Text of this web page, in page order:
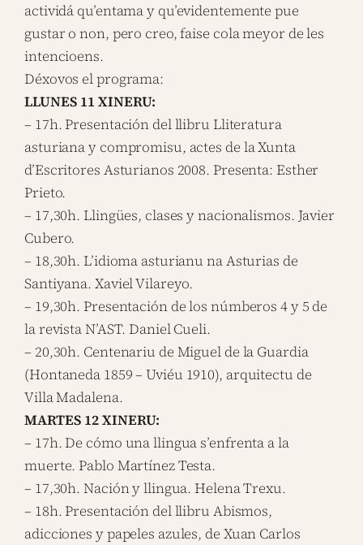
actividá qu’entama y qu’evidentemente pue
gustar o non, pero creo, faise cola meyor de les
intencioens.
Déxovos el programa:
LLUNES 11 XINERU:
– 17h. Presentación del llibru Lliteratura
asturiana y compromisu, actes de la Xunta
d’Escritores Asturianos 2008. Presenta: Esther
Prieto.
– 17,30h. Llingües, clases y nacionalismos. Javier
Cubero.
– 18,30h. L’idioma asturianu na Asturias de
Santiyana. Xaviel Vilareyo.
– 19,30h. Presentación de los númberos 4 y 5 de
la revista N’AST. Daniel Cueli.
– 20,30h. Centenariu de Miguel de la Guardia
(Hontaneda 1859 – Uviéu 1910), arquitectu de
Villa Madalena.
MARTES 12 XINERU:
– 17h. De cómo una llingua s’enfrenta a la
muerte. Pablo Martínez Testa.
– 17,30h. Nación y llingua. Helena Trexu.
– 18h. Presentación del llibru Abismos,
adicciones y papeles azules, de Xuan Carlos